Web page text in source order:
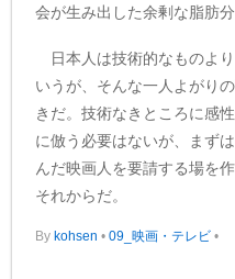
会が生み出した余剰な脂肪
日本人は技術的なものよ
いうが、そんな一人よがり
きだ。技術なきところに感
に倣う必要はないが、まず
んだ映画人を要請する場を
それからだ。
Bykohsen • 09_映画・テレビ •